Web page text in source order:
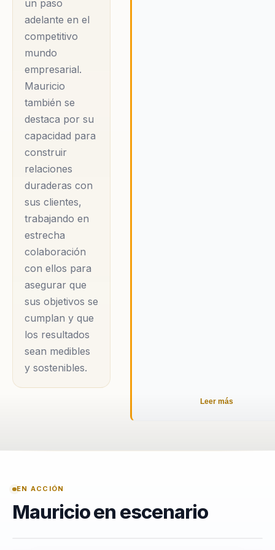
organizaciones. Su
trabajo ha sido
fundamental para
empresas no solo
mejoren su
rentabilidad, sino
también para que se
adapten a un
entorno empresarial
en constante
cambio. Mauricio ha
desarrollado un
enfoque holístico
que no solo se
centra en el cliente
externo, sino
también en el cliente
interno,
promoviendo una
cultura
organizacional que
continuo. Su
excelencia y su
pasión por el
un paso
adelante en el
competitivo
mundo
empresarial.
Mauricio
también se
destaca por su
capacidad para
construir
relaciones
duraderas con
sus clientes,
trabajando en
estrecha
colaboración
con ellos para
asegurar que
sus objetivos se
cumplan y que
los resultados
sean medibles
y sostenibles.
Leer más
EN ACCIÓN
Mauricio en escenario